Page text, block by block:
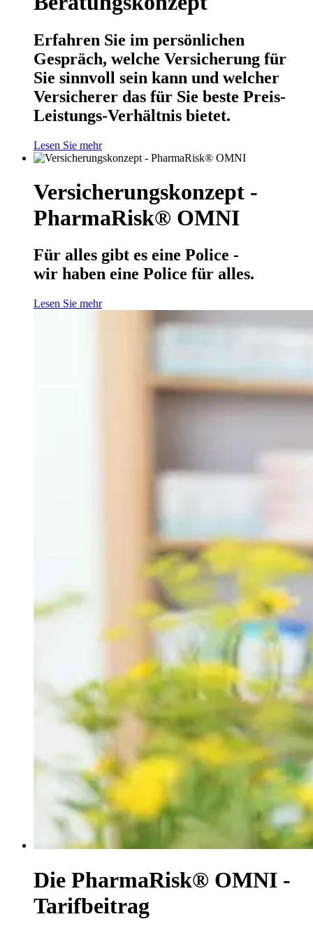
Erfahren Sie im persönlichen
Gespräch, welche Versicherung für
Sie sinnvoll sein kann und welcher
Versicherer das für Sie beste Preis-
Leistungs-Verhältnis bietet.
Lesen Sie mehr
Versicherungskonzept -
PharmaRisk® OMNI
Für alles gibt es eine Police -
wir haben eine Police für alles.
Lesen Sie mehr
Die PharmaRisk® OMNI -
Tarifbeitrag